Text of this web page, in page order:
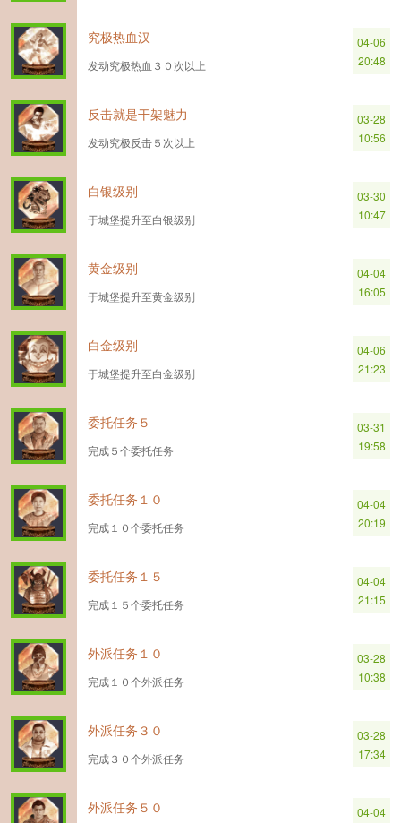
究极热血汉
发动究极热血３０次以上
04-06
20:48
反击就是干架魅力
发动究极反击５次以上
03-28
10:56
白银级别
于城堡提升至白银级别
03-30
10:47
黄金级别
于城堡提升至黄金级别
04-04
16:05
白金级别
于城堡提升至白金级别
04-06
21:23
委托任务５
完成５个委托任务
03-31
19:58
委托任务１０
完成１０个委托任务
04-04
20:19
委托任务１５
完成１５个委托任务
04-04
21:15
外派任务１０
完成１０个外派任务
03-28
10:38
外派任务３０
完成３０个外派任务
03-28
17:34
外派任务５０ 04-04